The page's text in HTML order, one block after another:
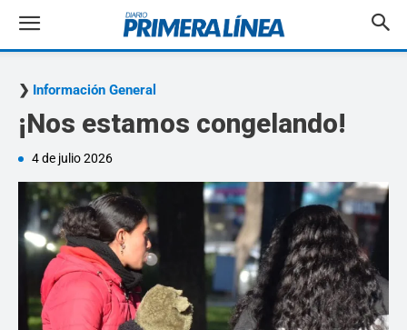
Información General
¡Nos estamos congelando!
4 de julio 2026